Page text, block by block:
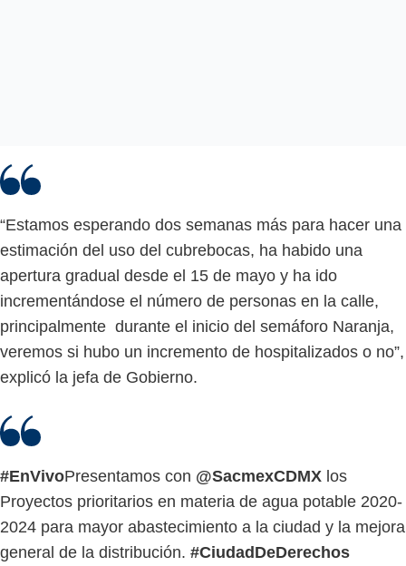
“Estamos esperando dos semanas más para hacer una
estimación del uso del cubrebocas, ha habido una
apertura gradual desde el 15 de mayo y ha ido
incrementándose el número de personas en la calle,
principalmente durante el inicio del semáforo Naranja,
veremos si hubo un incremento de hospitalizados o no”,
explicó la jefa de Gobierno.
#EnVivoPresentamos con @SacmexCDMX los
Proyectos prioritarios en materia de agua potable 2020-
2024 para mayor abastecimiento a la ciudad y la mejora
general de la distribución. #CiudadDeDerechos